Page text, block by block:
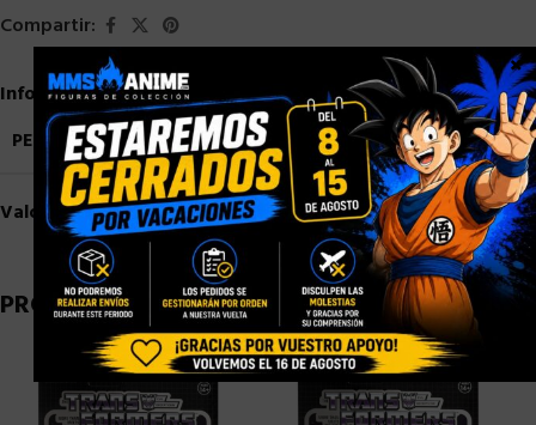
Compartir:
Información adicional
PESO
0,9 kg
Valoraciones (0)
PRODUCTOS RELACIONADOS
×